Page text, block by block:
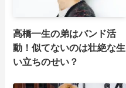
高橋一生の弟はバンド活
動！似てないのは壮絶な生
い立ちのせい？